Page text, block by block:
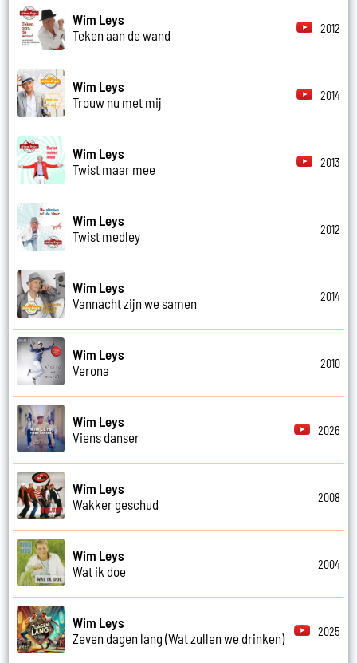
Wim Leys
Teken aan de wand
2012
Wim Leys
Trouw nu met mij
2014
Wim Leys
Twist maar mee
2013
Wim Leys
Twist medley
2012
Wim Leys
Vannacht zijn we samen
2014
Wim Leys
Verona
2010
Wim Leys
Viens danser
2026
Wim Leys
Wakker geschud
2008
Wim Leys
Wat ik doe
2004
Wim Leys
Zeven dagen lang (Wat zullen we drinken)
2025